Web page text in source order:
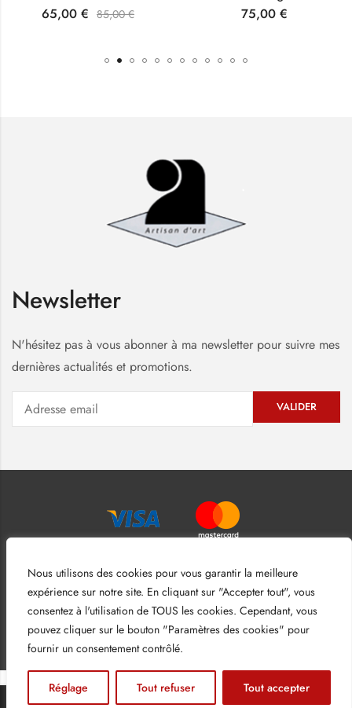
Nous utilisons des cookies pour vous garantir la meilleure
expérience sur notre site. En cliquant sur "Accepter tout", vous
consentez à l'utilisation de TOUS les cookies. Cependant, vous
pouvez cliquer sur le bouton "Paramètres des cookies" pour
fournir un consentement contrôlé.
Réglage Tout refuser Tout accepter
AJOUTER AU PANIER ACHETER
65,00 € 85,00€ 75,00 €
Newsletter
N'hésitez pas à vous abonner à ma newsletter pour suivre mes
dernières actualités et promotions.
Mentions légales– Conditions générales de ventes